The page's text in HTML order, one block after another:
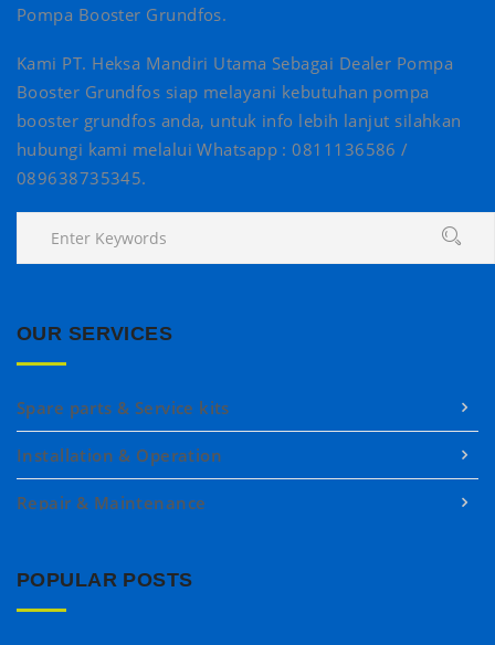
Pompa Booster Grundfos.
Kami PT. Heksa Mandiri Utama Sebagai Dealer Pompa
Booster Grundfos siap melayani kebutuhan pompa
booster grundfos anda, untuk info lebih lanjut silahkan
hubungi kami melalui ‍Whatsapp : 0811136586 /
089638735345.
OUR SERVICES
Spare parts & Service kits
Installation & Operation
Repair & Maintenance
POPULAR POSTS